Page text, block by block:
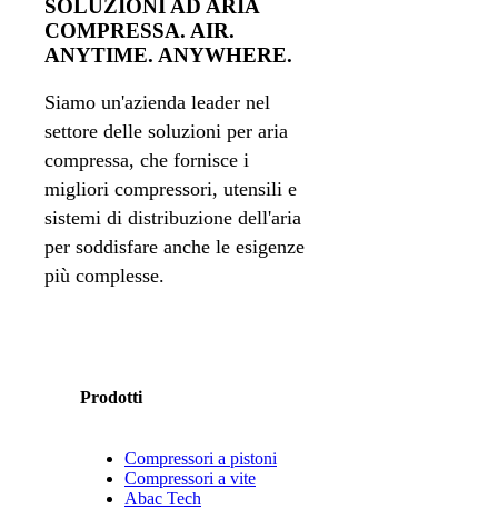
SOLUZIONI AD ARIA
COMPRESSA. AIR.
ANYTIME. ANYWHERE.
Siamo un'azienda leader nel
settore delle soluzioni per aria
compressa, che fornisce i
migliori compressori, utensili e
sistemi di distribuzione dell'aria
per soddisfare anche le esigenze
più complesse.
Prodotti
Compressori a pistoni
Compressori a vite
Abac Tech